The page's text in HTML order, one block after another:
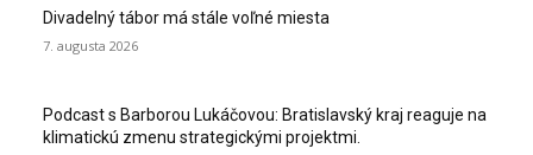
Divadelný tábor má stále voľné miesta
7. augusta 2026
Podcast s Barborou Lukáčovou: Bratislavský kraj reaguje na
klimatickú zmenu strategickými projektmi.